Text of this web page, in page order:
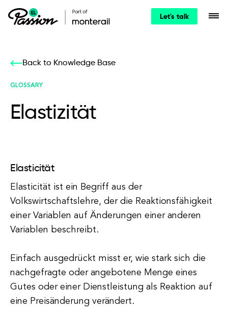
Let's talk
Back to Knowledge Base
GLOSSARY
Elastizität
Elasticität
Elasticität ist ein Begriff aus der
Volkswirtschaftslehre, der die Reaktionsfähigkeit
einer Variablen auf Änderungen einer anderen
Variablen beschreibt.
Einfach ausgedrückt misst er, wie stark sich die
nachgefragte oder angebotene Menge eines
Gutes oder einer Dienstleistung als Reaktion auf
eine Preisänderung verändert.